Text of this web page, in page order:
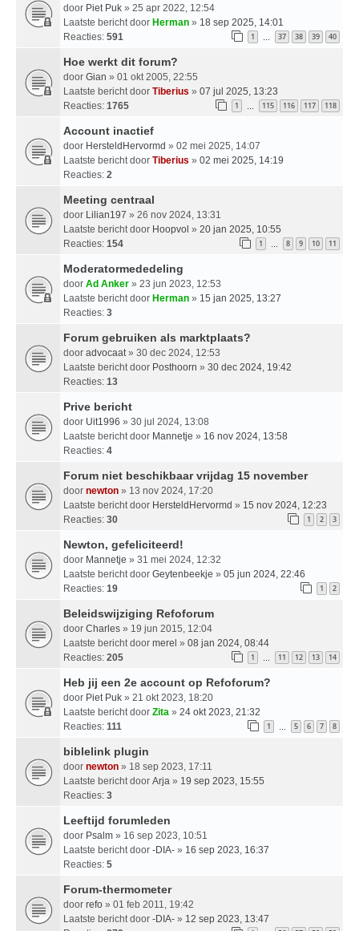
door Piet Puk » 25 apr 2022, 12:54
Laatste bericht door Herman » 18 sep 2025, 14:01
Reacties: 591 1 … 37 38 39 40
Hoe werkt dit forum?
door Gian » 01 okt 2005, 22:55
Laatste bericht door Tiberius » 07 jul 2025, 13:23
Reacties: 1765 1 … 115 116 117 118
Account inactief
door HersteldHervormd » 02 mei 2025, 14:07
Laatste bericht door Tiberius » 02 mei 2025, 14:19
Reacties: 2
Meeting centraal
door Lilian197 » 26 nov 2024, 13:31
Laatste bericht door Hoopvol » 20 jan 2025, 10:55
Reacties: 154 1 … 8 9 10 11
Moderatormededeling
door Ad Anker » 23 jun 2023, 12:53
Laatste bericht door Herman » 15 jan 2025, 13:27
Reacties: 3
Forum gebruiken als marktplaats?
door advocaat » 30 dec 2024, 12:53
Laatste bericht door Posthoorn » 30 dec 2024, 19:42
Reacties: 13
Prive bericht
door Uit1996 » 30 jul 2024, 13:08
Laatste bericht door Mannetje » 16 nov 2024, 13:58
Reacties: 4
Forum niet beschikbaar vrijdag 15 november
door newton » 13 nov 2024, 17:20
Laatste bericht door HersteldHervormd » 15 nov 2024, 12:23
Reacties: 30 1 2 3
Newton, gefeliciteerd!
door Mannetje » 31 mei 2024, 12:32
Laatste bericht door Geytenbeekje » 05 jun 2024, 22:46
Reacties: 19 1 2
Beleidswijziging Refoforum
door Charles » 19 jun 2015, 12:04
Laatste bericht door merel » 08 jan 2024, 08:44
Reacties: 205 1 … 11 12 13 14
Heb jij een 2e account op Refoforum?
door Piet Puk » 21 okt 2023, 18:20
Laatste bericht door Zita » 24 okt 2023, 21:32
Reacties: 111 1 … 5 6 7 8
biblelink plugin
door newton » 18 sep 2023, 17:11
Laatste bericht door Arja » 19 sep 2023, 15:55
Reacties: 3
Leeftijd forumleden
door Psalm » 16 sep 2023, 10:51
Laatste bericht door -DIA- » 16 sep 2023, 16:37
Reacties: 5
Forum-thermometer
door refo » 01 feb 2011, 19:42
Laatste bericht door -DIA- » 12 sep 2023, 13:47